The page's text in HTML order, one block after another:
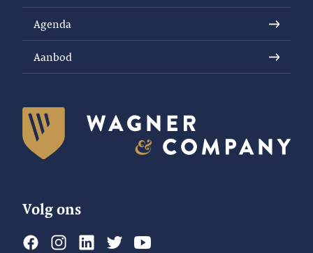
Agenda
Aanbod
Volg ons